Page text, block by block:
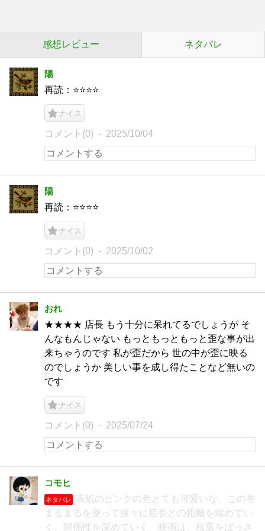
感想レビュー ネタバレ
陽
再読：⭐️⭐️⭐️⭐️
ナイス
コメント(0) 2025/10/04
陽
再読：⭐️⭐️⭐️⭐️
ナイス
コメント(0) 2025/10/02
おれ
★★★★ 店長 もう十分に呆れてるでしょうが そ
んなもんじゃない もっともっともっと歪な事が出
来ちゃうのです 私が歪だから 世の中が歪に映る
のでしょうか 美しい事を成し得たことなど無いの
です
ナイス
コメント(0) 2025/07/24
コモヒ
ネタバレ
表紙のピンクの色とても可愛いな、この巻
まるまるを使って徐々に店長との距離を縮めてい
く、関係性を深めていく、映画は、枝葉をばっさ